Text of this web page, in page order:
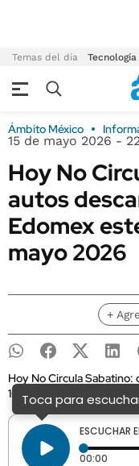
Temas del día Tecnología
Ámbito México
15 de mayo 2026 -
Hoy No
autos
Edomex
mayo 2026
+
Hoy No Circula
16 de mayo de 2026 en
Toca para
ESCUCHAR
00:00